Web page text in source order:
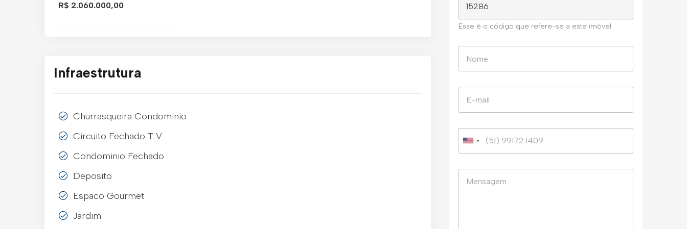
R$ 2.060.000,00
Infraestrutura
Churrasqueira Condominio
Circuito Fechado T V
Condominio Fechado
Deposito
Espaco Gourmet
Jardim
Esse é o código que refere-se a este imóvel